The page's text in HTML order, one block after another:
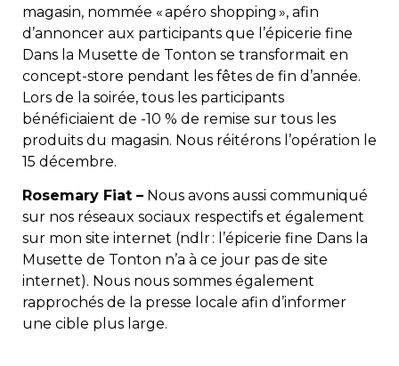
magasin, nommée « apéro shopping », afin
d’annoncer aux participants que l’épicerie fine
Dans la Musette de Tonton se transformait en
concept-store pendant les fêtes de fin d’année.
Lors de la soirée, tous les participants
bénéficiaient de -10 % de remise sur tous les
produits du magasin. Nous réitérons l’opération le
15 décembre.
Rosemary Fiat – Nous avons aussi communiqué
sur nos réseaux sociaux respectifs et également
sur mon site internet (ndlr : l’épicerie fine Dans la
Musette de Tonton n’a à ce jour pas de site
internet). Nous nous sommes également
rapprochés de la presse locale afin d’informer
une cible plus large.